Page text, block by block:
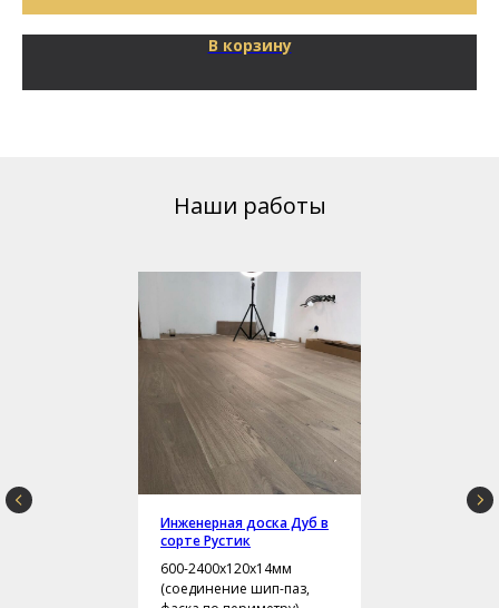
В корзину
Наши работы
Инженерная доска Дуб в
сорте Рустик
600-2400х120х14мм
(соединение шип-паз,